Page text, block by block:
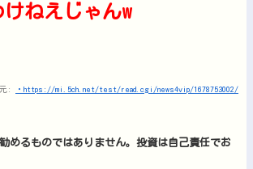
ねえじゃんw
: ・https://mi.5ch.net/test/read.cgi/news4vip/1678753002/
めるものではありません。投資は自己責任でお